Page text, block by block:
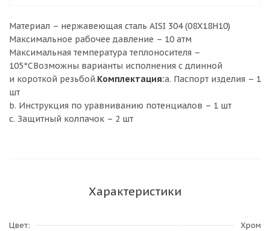
Материал – нержавеющая сталь AISI 304 (08X18H10)
Максимальное рабочее давление – 10 атм
Максимальная температура теплоносителя –
105°СВозможны варианты исполнения с длинной
и короткой резьбой.Комплектация:a. Паспорт изделия – 1
шт
b. Инструкция по уравниванию потенциалов – 1 шт
c. Защитный колпачок – 2 шт
Характеристики
Цвет
Хром